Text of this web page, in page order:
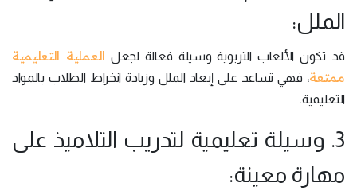
الملل:
قد تكون الألعاب التربوية وسيلة فعالة لجعل العملية التعليمية
ممتعة، فهي تساعد على إبعاد الملل وزيادة انخراط الطلاب بالمواد
التعليمية.
3. وسيلة تعليمية لتدريب التلاميذ على
مهارة معينة: